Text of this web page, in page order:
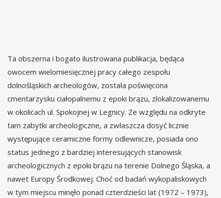
Ta obszerna i bogato ilustrowana publikacja, będąca
owocem wielomiesięcznej pracy całego zespołu
dolnośląskich archeologów, została poświęcona
cmentarzysku ciałopalnemu z epoki brązu, zlokalizowanemu
w okolicach ul. Spokojnej w Legnicy. Ze względu na odkryte
tam zabytki archeologiczne, a zwłaszcza dosyć licznie
występujące ceramiczne formy odlewnicze, posiada ono
status jednego z bardziej interesujących stanowisk
archeologicznych z epoki brązu na terenie Dolnego Śląska, a
nawet Europy Środkowej. Choć od badań wykopaliskowych
w tym miejscu minęło ponad czterdzieści lat (1972 – 1973),